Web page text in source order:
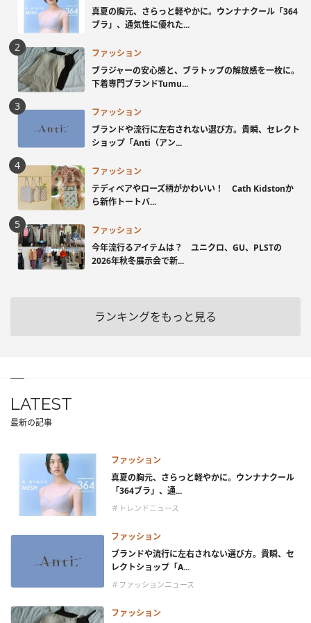
真夏の胸元、さらっと軽やかに。ウンナナクール「364
ブラ」、通気性に優れた...
ファッション
ブラジャーの安心感と、ブラトップの解放感を一枚に。
下着専門ブランドTumu...
ファッション
ブランドや流行に左右されない選び方。貴瞬、セレクト
ショップ「Anti（アン...
ファッション
テディベアやローズ柄がかわいい！ Cath Kidstonか
ら新作トートバ...
ファッション
今年流行るアイテムは？ ユニクロ、GU、PLSTの
2026年秋冬展示会で新...
ランキングをもっと見る
LATEST
最新の記事
ファッション
真夏の胸元、さらっと軽やかに。ウンナナクール
「364ブラ」、通...
＃トレンドニュース
ファッション
ブランドや流行に左右されない選び方。貴瞬、セ
レクトショップ「A...
＃ファッションニュース
ファッション